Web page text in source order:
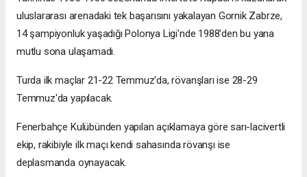
uluslararası arenadaki tek başarısını yakalayan Gornik Zabrze,
14 şampiyonluk yaşadığı Polonya Ligi'nde 1988'den bu yana
mutlu sona ulaşamadı.
Turda ilk maçlar 21-22 Temmuz'da, rövanşları ise 28-29
Temmuz'da yapılacak.
Fenerbahçe Kulübünden yapılan açıklamaya göre sarı-lacivertli
ekip, rakibiyle ilk maçı kendi sahasında rövanşı ise
deplasmanda oynayacak.